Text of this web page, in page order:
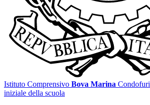
Istituto Comprensivo Bova Marina Condofuri
iniziale della scuola